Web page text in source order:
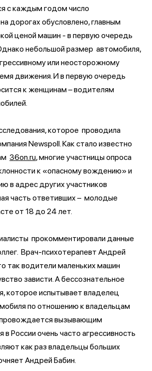
с каждым годом число
дорогах обусловлено, главным
ценой машин - в первую очередь
небольшой размер автомобиля,
или неосторожному
движения. И в первую очередь
к женщинам – водителям
которое проводила
Newspoll. Как стало известно
36on.ru, многие участницы опроса
к «опасному вождению» и
в адрес других участников
часть ответивших – молодые
от 18 до 24 лет.
прокомментировали данные
Врач-психотерапевт Андрей
так водители маленьких машин
зависти. А бессознательное
которое испытывает владелец
по отношению к владельцам
вызывающим
России очень часто агрессивность
как раз владельцы больших
Андрей Бабин.